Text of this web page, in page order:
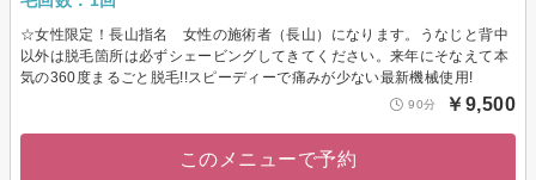
☆女性限定！長山指名 女性の施術者（長山）になります。うなじと背中
以外は脱毛箇所は必ずシェービングしてきてください。来年にそなえて本
気の360度まるごと脱毛!!スピーディーで痛みが少ない最新機械使用!
90分 ￥9,500
このメニューで予約